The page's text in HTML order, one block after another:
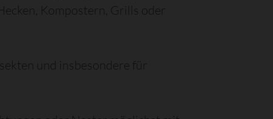
Kompostern, Grills oder
und insbesondere für